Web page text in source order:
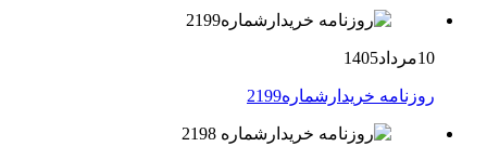
10مرداد1405
روزنامه خریدارشماره2199